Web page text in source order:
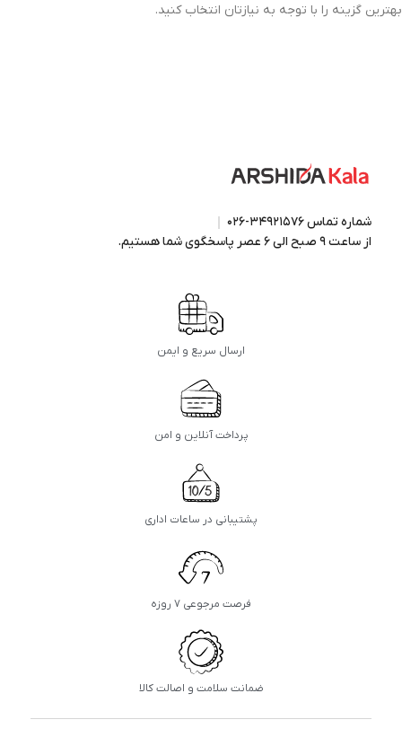
بهترین گزینه را با توجه به نیازتان انتخاب کنید.
شماره تماس ۳۴۹۲۱۵۷۶-۰۲۶
از ساعت ۹ صبح الی ۶ عصر پاسخگوی شما هستیم.
ارسال سریع و ایمن
پرداخت آنلاین و امن
پشتیبانی در ساعات اداری
فرصت مرجوعی ۷ روزه
ضمانت سلامت و اصالت کالا